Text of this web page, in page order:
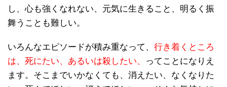
し、心も強くなれない、元気に生きること、明るく振
舞うことも難しい。
いろんなエピソードが積み重なって、 行き着くところ
は、死にたい、あるいは殺したい、
ってことになりえ
ます。そこまでいかなくても、消えたい、なくなりた